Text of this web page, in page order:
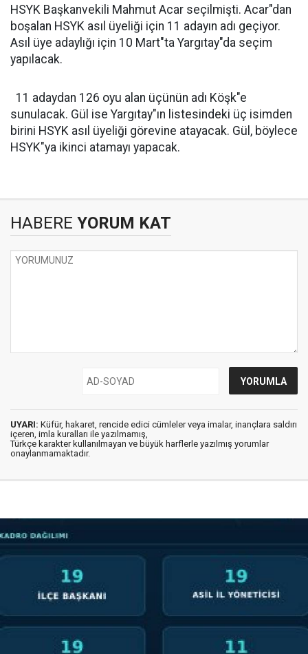
HSYK Başkanvekili Mahmut Acar seçilmişti. Acar"dan
boşalan HSYK asıl üyeliği için 11 adayın adı geçiyor.
Asıl üye adaylığı için 10 Mart"ta Yargıtay"da seçim
yapılacak.
11 adaydan 126 oyu alan üçünün adı Köşk"e
sunulacak. Gül ise Yargıtay"ın listesindeki üç isimden
birini HSYK asıl üyeliği görevine atayacak. Gül, böylece
HSYK"ya ikinci atamayı yapacak.
HABERE YORUM KAT
UYARI: Küfür, hakaret, rencide edici cümleler veya imalar, inançlara saldırı
içeren, imla kuralları ile yazılmamış,
Türkçe karakter kullanılmayan ve büyük harflerle yazılmış yorumlar
onaylanmamaktadır.